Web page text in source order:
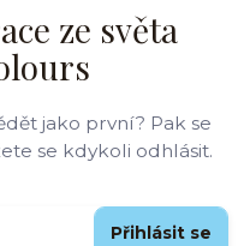
ze světa
jako první? Pak se
se kdykoli odhlásit.
Přihlásit se